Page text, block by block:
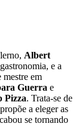
Albert
e a
em
Guerra e
Pizza. Trata-se de
a eleger as
se tornando